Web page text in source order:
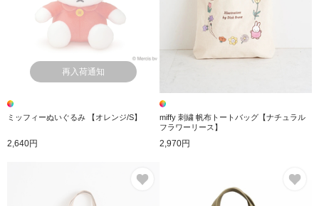
再入荷通知
ミッフィーぬいぐるみ 【オレンジ/S】
2,640円
miffy 刺繍 帆布トートバッグ【ナチュラル
フラワーリース】
2,970円